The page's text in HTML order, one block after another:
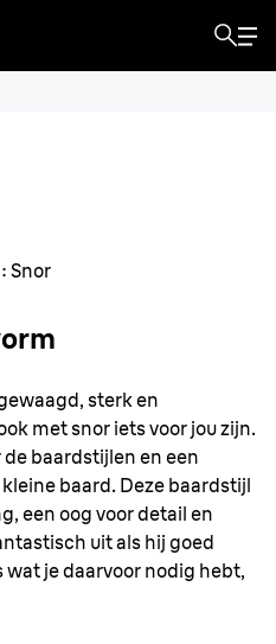
sterk en
met snor iets voor jou zijn.
baardstijlen en een
baard. Deze baardstijl
een oog voor detail en
uit als hij goed
je daarvoor nodig hebt,